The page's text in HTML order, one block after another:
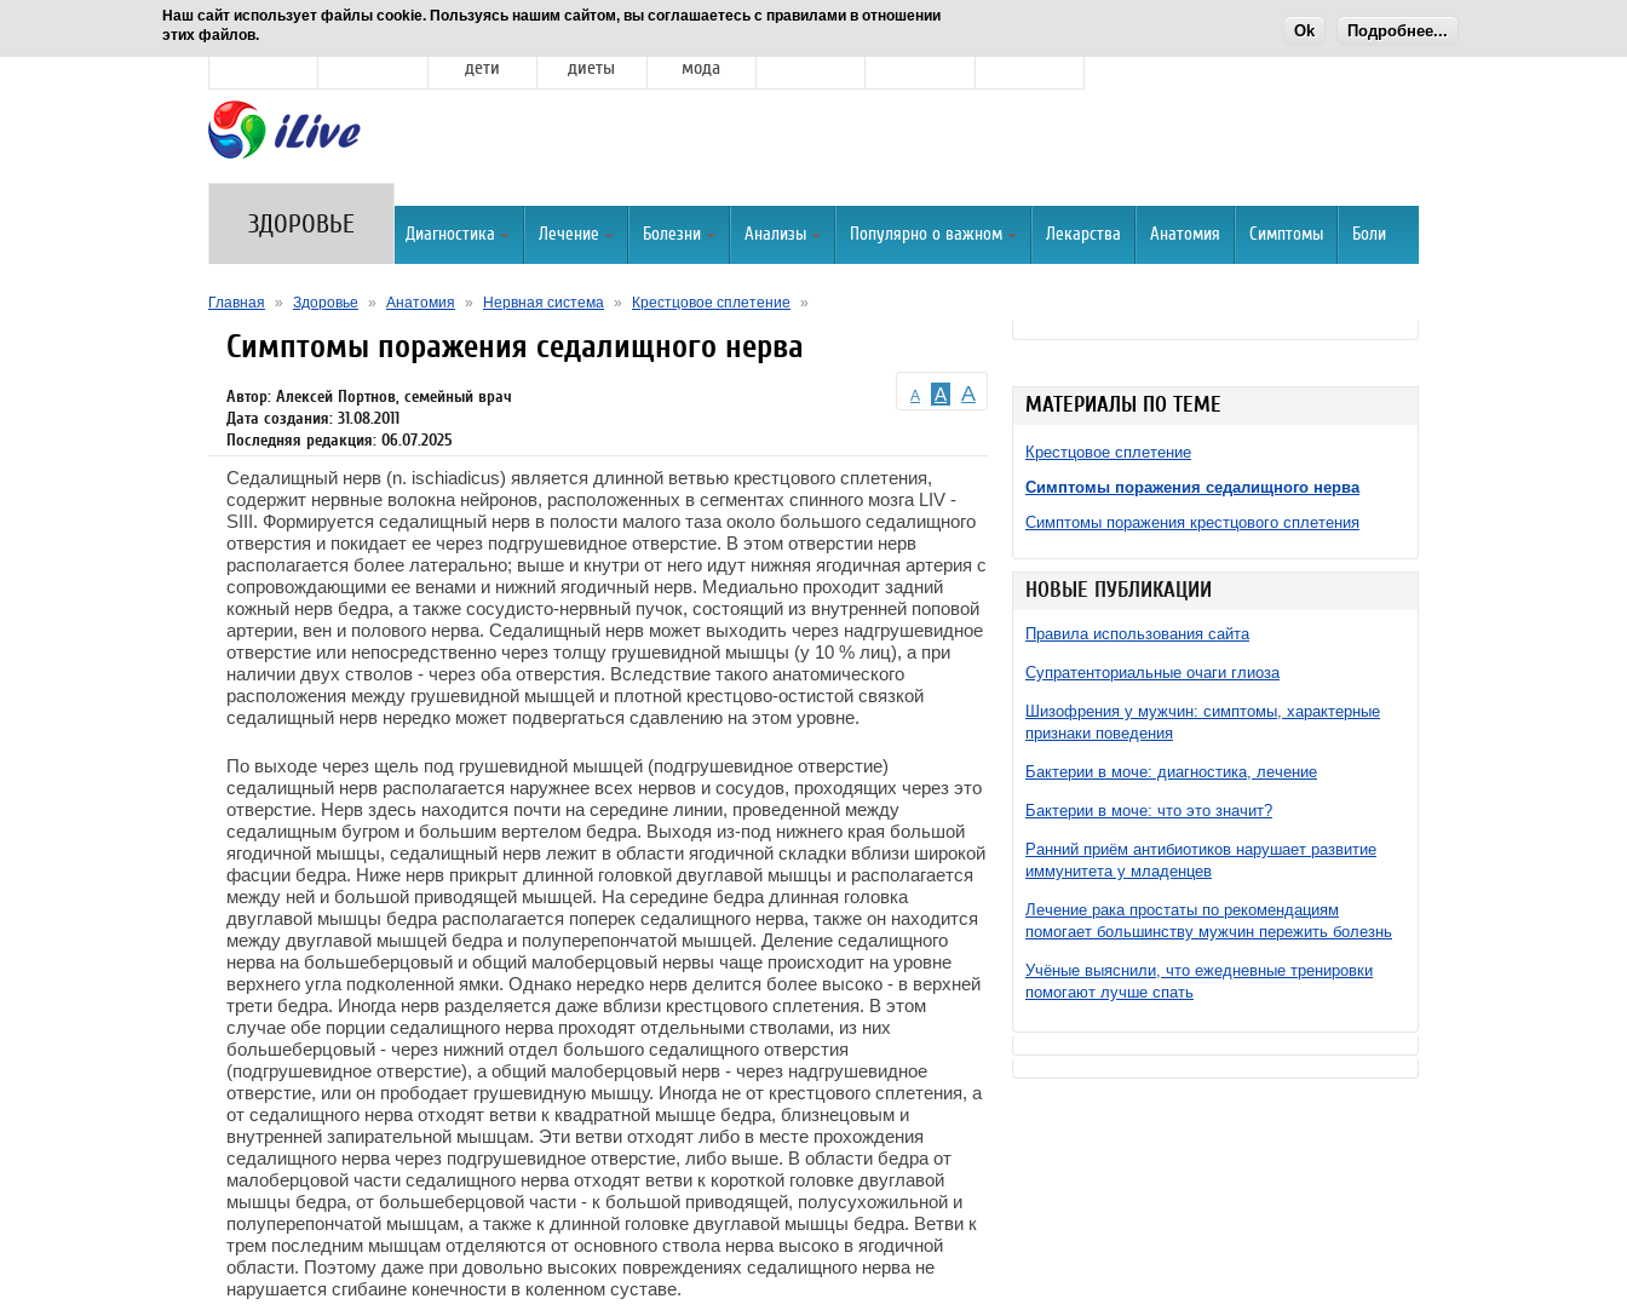
Наш сайт использует файлы cookie. Пользуясь нашим сайтом, вы соглашаетесь с правилами в отношении
этих файлов.
Ok Подробнее...
Новости
дети
диеты
мода
ЗДОРОВЬЕ Диагностика Лечение Болезни Анализы Популярно о важном Лекарства Анатомия Симптомы Боли
Главная » Здоровье » Анатомия » Нервная система » Крестцовое сплетение »
МАТЕРИАЛЫ ПО ТЕМЕ
Крестцовое сплетение
Симптомы поражения седалищного нерва
Симптомы поражения крестцового сплетения
НОВЫЕ ПУБЛИКАЦИИ
Правила использования сайта
Супратенториальные очаги глиоза
Шизофрения у мужчин: симптомы, характерные
признаки поведения
Бактерии в моче: диагностика, лечение
Бактерии в моче: что это значит?
Ранний приём антибиотиков нарушает развитие
иммунитета у младенцев
Лечение рака простаты по рекомендациям
помогает большинству мужчин пережить болезнь
Учёные выяснили, что ежедневные тренировки
помогают лучше спать
A A A
Симптомы поражения седалищного нерва
Автор: Алексей Портнов, семейный врач
Дата создания: 31.08.2011
Последняя редакция: 06.07.2025
Седалищный нерв (n. ischiadicus) является длинной ветвью крестцового сплетения,
содержит нервные волокна нейронов, расположенных в сегментах спинного мозга LIV -
SIII. Формируется седалищный нерв в полости малого таза около большого седалищного
отверстия и покидает ее через подгрушевидное отверстие. В этом отверстии нерв
располагается более латерально; выше и кнутри от него идут нижняя ягодичная артерия с
сопровождающими ее венами и нижний ягодичный нерв. Медиально проходит задний
кожный нерв бедра, а также сосудисто-нервный пучок, состоящий из внутренней поповой
артерии, вен и полового нерва. Седалищный нерв может выходить через надгрушевидное
отверстие или непосредственно через толщу грушевидной мышцы (у 10 % лиц), а при
наличии двух стволов - через оба отверстия. Вследствие такого анатомического
расположения между грушевидной мышцей и плотной крестцово-остистой связкой
седалищный нерв нередко может подвергаться сдавлению на этом уровне.
По выходе через щель под грушевидной мышцей (подгрушевидное отверстие)
седалищный нерв располагается наружнее всех нервов и сосудов, проходящих через это
отверстие. Нерв здесь находится почти на середине линии, проведенной между
седалищным бугром и большим вертелом бедра. Выходя из-под нижнего края большой
ягодичной мышцы, седалищный нерв лежит в области ягодичной складки вблизи широкой
фасции бедра. Ниже нерв прикрыт длинной головкой двуглавой мышцы и располагается
между ней и большой приводящей мышцей. На середине бедра длинная головка
двуглавой мышцы бедра располагается поперек седалищного нерва, также он находится
между двуглавой мышцей бедра и полуперепончатой мышцей. Деление седалищного
нерва на большеберцовый и общий малоберцовый нервы чаще происходит на уровне
верхнего угла подколенной ямки. Однако нередко нерв делится более высоко - в верхней
трети бедра. Иногда нерв разделяется даже вблизи крестцового сплетения. В этом
случае обе порции седалищного нерва проходят отдельными стволами, из них
большеберцовый - через нижний отдел большого седалищного отверстия
(подгрушевидное отверстие), а общий малоберцовый нерв - через надгрушевидное
отверстие, или он прободает грушевидную мышцу. Иногда не от крестцового сплетения, а
от седалищного нерва отходят ветви к квадратной мышце бедра, близнецовым и
внутренней запирательной мышцам. Эти ветви отходят либо в месте прохождения
седалищного нерва через подгрушевидное отверстие, либо выше. В области бедра от
малоберцовой части седалищного нерва отходят ветви к короткой головке двуглавой
мышцы бедра, от большеберцовой части - к большой приводящей, полусухожильной и
полуперепончатой мышцам, а также к длинной головке двуглавой мышцы бедра. Ветви к
трем последним мышцам отделяются от основного ствола нерва высоко в ягодичной
области. Поэтому даже при довольно высоких повреждениях седалищного нерва не
нарушается сгибаине конечности в коленном суставе.